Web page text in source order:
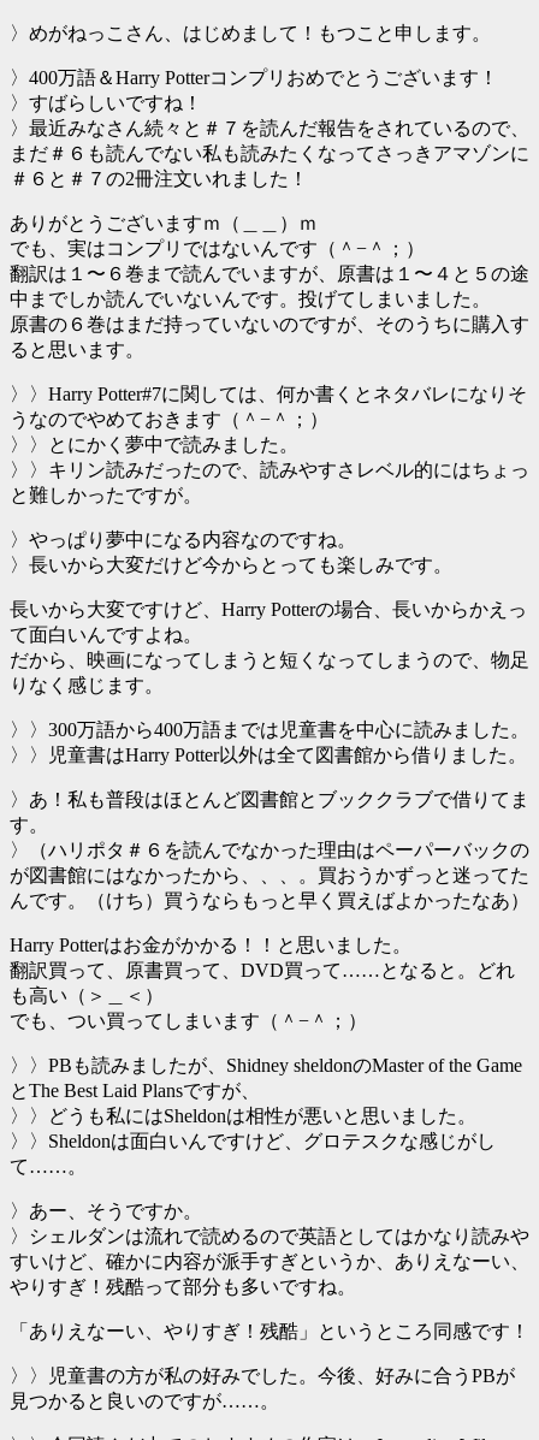
〉めがねっこさん、はじめまして！もつこと申します。
〉400万語＆Harry Potterコンプリおめでとうございます！
〉すばらしいですね！
〉最近みなさん続々と＃７を読んだ報告をされているので、
まだ＃６も読んでない私も読みたくなってさっきアマゾンに
＃６と＃７の2冊注文いれました！
ありがとうございますｍ（＿＿）ｍ
でも、実はコンプリではないんです（＾−＾；）
翻訳は１〜６巻まで読んでいますが、原書は１〜４と５の途
中までしか読んでいないんです。投げてしまいました。
原書の６巻はまだ持っていないのですが、そのうちに購入す
ると思います。
〉〉Harry Potter#7に関しては、何か書くとネタバレになりそ
うなのでやめておきます（＾−＾；）
〉〉とにかく夢中で読みました。
〉〉キリン読みだったので、読みやすさレベル的にはちょっ
と難しかったですが。
〉やっぱり夢中になる内容なのですね。
〉長いから大変だけど今からとっても楽しみです。
長いから大変ですけど、Harry Potterの場合、長いからかえっ
て面白いんですよね。
だから、映画になってしまうと短くなってしまうので、物足
りなく感じます。
〉〉300万語から400万語までは児童書を中心に読みました。
〉〉児童書はHarry Potter以外は全て図書館から借りました。
〉あ！私も普段はほとんど図書館とブッククラブで借りてま
す。
〉（ハリポタ＃６を読んでなかった理由はペーパーバックの
が図書館にはなかったから、、、。買おうかずっと迷ってた
んです。（けち）買うならもっと早く買えばよかったなあ）
Harry Potterはお金がかかる！！と思いました。
翻訳買って、原書買って、DVD買って……となると。どれ
も高い（＞＿＜）
でも、つい買ってしまいます（＾−＾；）
〉〉PBも読みましたが、Shidney sheldonのMaster of the Game
とThe Best Laid Plansですが、
〉〉どうも私にはSheldonは相性が悪いと思いました。
〉〉Sheldonは面白いんですけど、グロテスクな感じがし
て……。
〉あー、そうですか。
〉シェルダンは流れで読めるので英語としてはかなり読みや
すいけど、確かに内容が派手すぎというか、ありえなーい、
やりすぎ！残酷って部分も多いですね。
「ありえなーい、やりすぎ！残酷」というところ同感です！
〉〉児童書の方が私の好みでした。今後、好みに合うPBが
見つかると良いのですが……。